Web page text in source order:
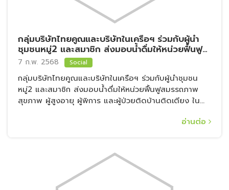
กลุ่มบริษัทไทยคูณและบริษัทในเครือฯ ร่วมกับผู้นำ
ชุมชนหมู่2 และสมาชิก ส่งมอบน้ำดื่มให้หน่วยฟื้นฟู
สมรรถภาพ สุขภาพ ผู้สูงอายุ ผู้พิการ และผู้ป่วยติด
บ้านติดเตียง ในชุมชนเทศบาลเมืองลัดหลวง
7 ก.พ. 2568 Social
กลุ่มบริษัทไทยคูณและบริษัทในเครือฯ ร่วมกับผู้นำชุมชน
หมู่2 และสมาชิก ส่งมอบน้ำดื่มให้หน่วยฟื้นฟูสมรรถภาพ
สุขภาพ ผู้สูงอายุ ผู้พิการ และผู้ป่วยติดบ้านติดเตียง ใน
อ่านต่อ